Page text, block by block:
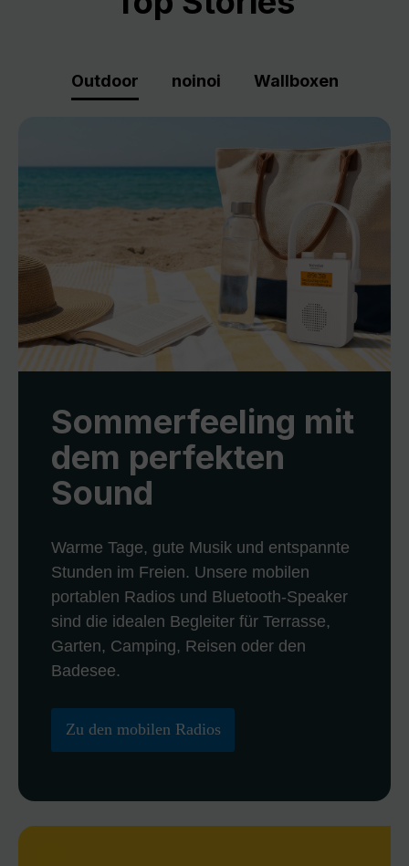
Outdoor noinoi Wallboxen
Sommerfeeling mit
dem perfekten
Sound
Warme Tage, gute Musik und entspannte
Stunden im Freien. Unsere mobilen
portablen Radios und Bluetooth-Speaker
sind die idealen Begleiter für Terrasse,
Garten, Camping, Reisen oder den
Badesee.
Zu den mobilen Radios